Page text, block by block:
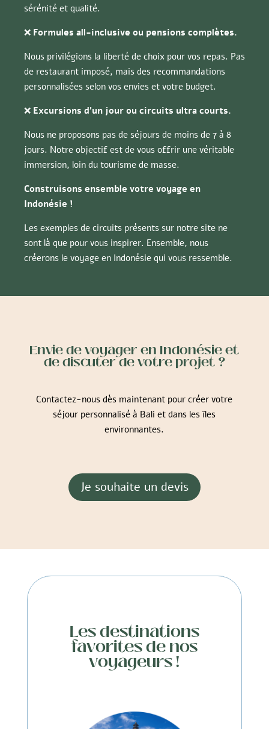
sérénité et qualité.
❌ Formules all-inclusive ou pensions complètes.
Nous privilégions la liberté de choix pour vos repas. Pas
de restaurant imposé, mais des recommandations
personnalisées selon vos envies et votre budget.
❌ Excursions d’un jour ou circuits ultra courts.
Nous ne proposons pas de séjours de moins de 7 à 8
jours. Notre objectif est de vous offrir une véritable
immersion, loin du tourisme de masse.
Construisons ensemble votre voyage en
Indonésie !
Les exemples de circuits présents sur notre site ne
sont là que pour vous inspirer. Ensemble, nous
créerons le voyage en Indonésie qui vous ressemble.
Envie de voyager en Indonésie et
de discuter de votre projet ?
Contactez-nous dès maintenant pour créer votre
séjour personnalisé à Bali et dans les îles
environnantes.
Je souhaite un devis
Les destinations
favorites de nos
voyageurs !